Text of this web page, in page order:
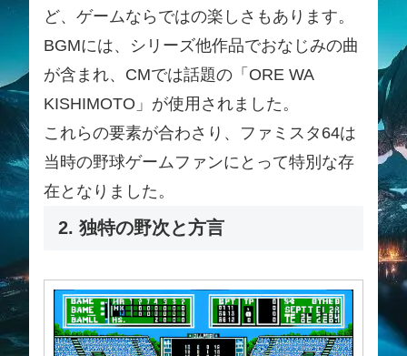
ど、ゲームならではの楽しさもあります。
BGMには、シリーズ他作品でおなじみの曲
が含まれ、CMでは話題の「ORE WA
KISHIMOTO」が使用されました。
これらの要素が合わさり、ファミスタ64は
当時の野球ゲームファンにとって特別な存
在となりました。
2. 独特の野次と方言